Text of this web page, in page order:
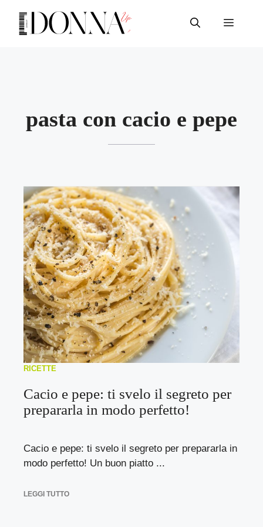
contenuto
Menu
pasta con cacio e pepe
RICETTE
Cacio e pepe: ti svelo il segreto per
prepararla in modo perfetto!
Cacio e pepe: ti svelo il segreto per prepararla in
modo perfetto! Un buon piatto ...
LEGGI TUTTO